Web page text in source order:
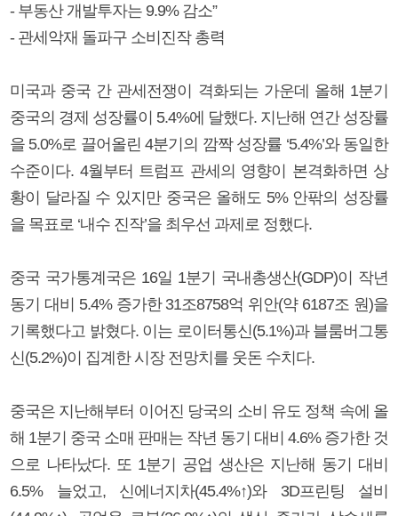
- 부동산 개발투자는 9.9% 감소”
- 관세악재 돌파구 소비진작 총력
미국과 중국 간 관세전쟁이 격화되는 가운데 올해 1분기
중국의 경제 성장률이 5.4%에 달했다. 지난해 연간 성장률
을 5.0%로 끌어올린 4분기의 깜짝 성장률 ‘5.4%’와 동일한
수준이다. 4월부터 트럼프 관세의 영향이 본격화하면 상
황이 달라질 수 있지만 중국은 올해도 5% 안팎의 성장률
을 목표로 ‘내수 진작’을 최우선 과제로 정했다.
중국 국가통계국은 16일 1분기 국내총생산(GDP)이 작년
동기 대비 5.4% 증가한 31조8758억 위안(약 6187조 원)을
기록했다고 밝혔다. 이는 로이터통신(5.1%)과 블룸버그통
신(5.2%)이 집계한 시장 전망치를 웃돈 수치다.
중국은 지난해부터 이어진 당국의 소비 유도 정책 속에 올
해 1분기 중국 소매 판매는 작년 동기 대비 4.6% 증가한 것
으로 나타났다. 또 1분기 공업 생산은 지난해 동기 대비
6.5% 늘었고, 신에너지차(45.4%↑)와 3D프린팅 설비